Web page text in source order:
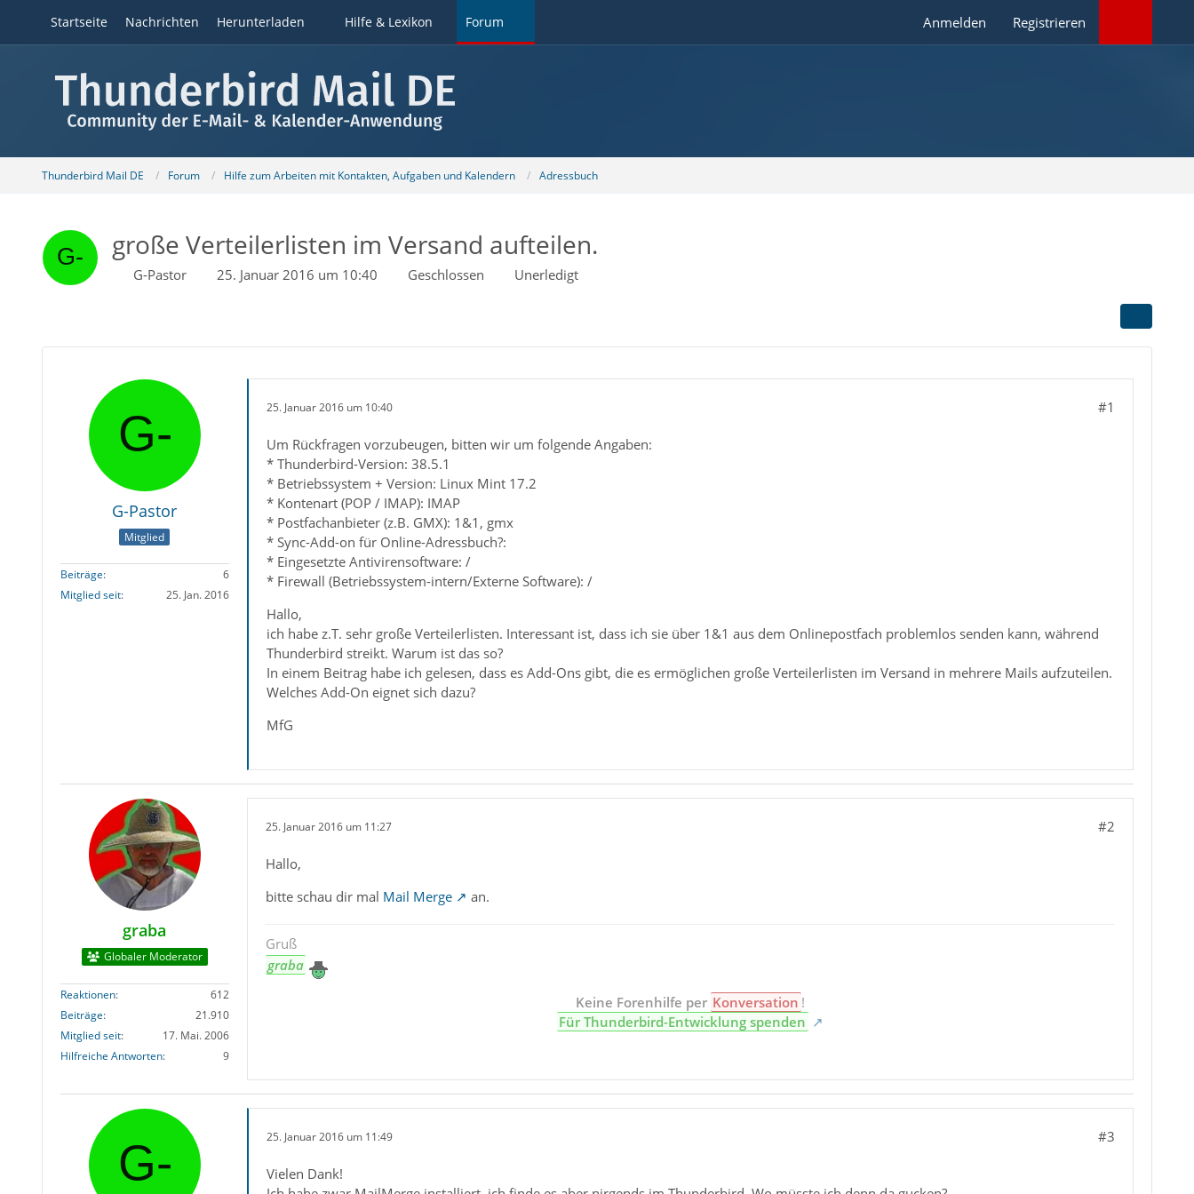
Startseite Nachrichten Herunterladen Hilfe & Lexikon Forum Anmelden Registrieren
Thunderbird Mail DE Forum Hilfe zum Arbeiten mit Kontakten, Aufgaben und Kalendern Adressbuch
große Verteilerlisten im Versand aufteilen.
G-Pastor 25. Januar 2016 um 10:40 Geschlossen Unerledigt
G-Pastor
Mitglied
Beiträge
6
Mitglied seit
25. Jan. 2016
25. Januar 2016 um 10:40 #1
Um Rückfragen vorzubeugen, bitten wir um folgende Angaben:
* Thunderbird-Version: 38.5.1
* Betriebssystem + Version: Linux Mint 17.2
* Kontenart (POP / IMAP): IMAP
* Postfachanbieter (z.B. GMX): 1&1, gmx
* Sync-Add-on für Online-Adressbuch?:
* Eingesetzte Antivirensoftware: /
* Firewall (Betriebssystem-intern/Externe Software): /
Hallo,
ich habe z.T. sehr große Verteilerlisten. Interessant ist, dass ich sie über 1&1 aus dem Onlinepostfach problemlos senden kann, während
Thunderbird streikt. Warum ist das so?
In einem Beitrag habe ich gelesen, dass es Add-Ons gibt, die es ermöglichen große Verteilerlisten im Versand in mehrere Mails aufzuteilen.
Welches Add-On eignet sich dazu?
MfG
graba
Globaler Moderator
Reaktionen
612
Beiträge
21.910
Mitglied seit
17. Mai. 2006
Hilfreiche Antworten
9
25. Januar 2016 um 11:27 #2
Hallo,
bitte schau dir mal Mail Merge an.
Gruß
graba
Keine Forenhilfe per Konversation !
Für Thunderbird-Entwicklung spenden
25. Januar 2016 um 11:49 #3
Vielen Dank!